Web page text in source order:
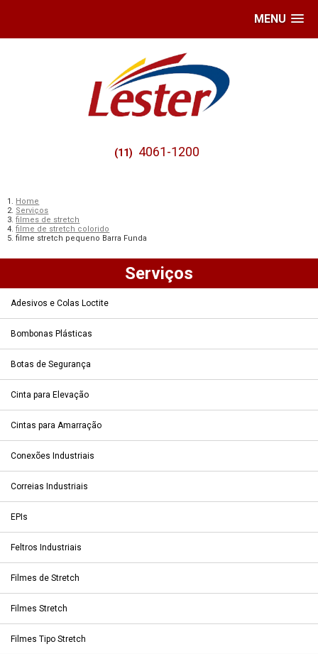
MENU
(11) 4061-1200
Home
Serviços
filmes de stretch
filme de stretch colorido
filme stretch pequeno Barra Funda
Serviços
Adesivos e Colas Loctite
Bombonas Plásticas
Botas de Segurança
Cinta para Elevação
Cintas para Amarração
Conexões Industriais
Correias Industriais
EPIs
Feltros Industriais
Filmes de Stretch
Filmes Stretch
Filmes Tipo Stretch